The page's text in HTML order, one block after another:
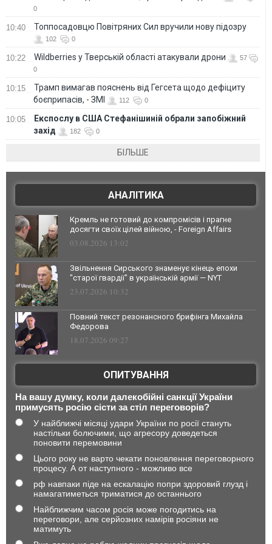
0
10:40 Топпосадовцю Повітряних Сил вручили нову підозру
102 0
10:22 Wildberries у Тверській області атакували дрони
57
0
10:15
Трамп вимагав пояснень від Гегсета щодо дефіциту
боєприпасів, - ЗМІ
112 0
10:05
Експослу в США Стефанішиній обрали запобіжний
захід
182 0
БІЛЬШЕ
АНАЛІТИКА
Кремль не готовий до компромісів і прагне
досягти своїх цілей війною, - Foreign Affairs
03.08.2026 13:02
Звільнення Сирського знаменує кінець епохи
"старої гвардії" в українській армії — NYT
23.07.2026 10:32
Повний текст резонансного брифінга Михайла
Федорова
18.07.2026 09:27
ОПИТУВАННЯ
На вашу думку, коли далекобійні санкції України
примусять росію сісти за стіл переговорів?
У найближчі місяці удари України по росії стануть
настільки болючими, що агресору доведеться
поновити перемовини
Цього року не варто чекати поновлення переговорного
процесу. А от наступного - можливо все
рф навпаки піде на ескалацію попри здоровий глузд і
намагатиметься триматися до останнього
Найближчим часом росія може погодитись на
переговори, але серйозних намірів росіяни не
матимуть